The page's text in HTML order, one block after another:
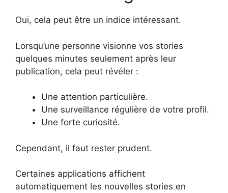
Oui, cela peut être un indice intéressant.
Lorsqu’une personne visionne vos stories
quelques minutes seulement après leur
publication, cela peut révéler :
Une attention particulière.
Une surveillance régulière de votre profil.
Une forte curiosité.
Cependant, il faut rester prudent.
Certaines applications affichent
automatiquement les nouvelles stories en